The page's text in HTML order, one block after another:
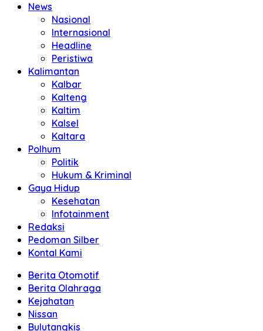
News
Nasional
Internasional
Headline
Peristiwa
Kalimantan
Kalbar
Kalteng
Kaltim
Kalsel
Kaltara
Polhum
Politik
Hukum & Kriminal
Gaya Hidup
Kesehatan
Infotainment
Redaksi
Pedoman Silber
Kontal Kami
Berita Otomotif
Berita Olahraga
Kejahatan
Nissan
Bulutangkis